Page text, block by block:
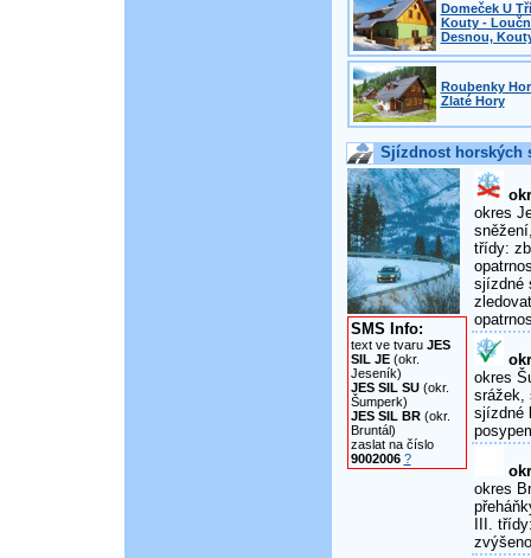
Domeček U
Kouty -
Desnou,
Roubenky
Zlaté Hory
Sjízdnost horských
SMS Info:
text ve tvaru JES
SIL JE(okr.
Jeseník)
JES SIL SU(okr.
Šumperk)
JES SIL BR(okr.
Bruntál)
zaslat na číslo
9002006 ?
okres
třídy:
sjízdné
okres
srážek,
sjízdné
okres
III.